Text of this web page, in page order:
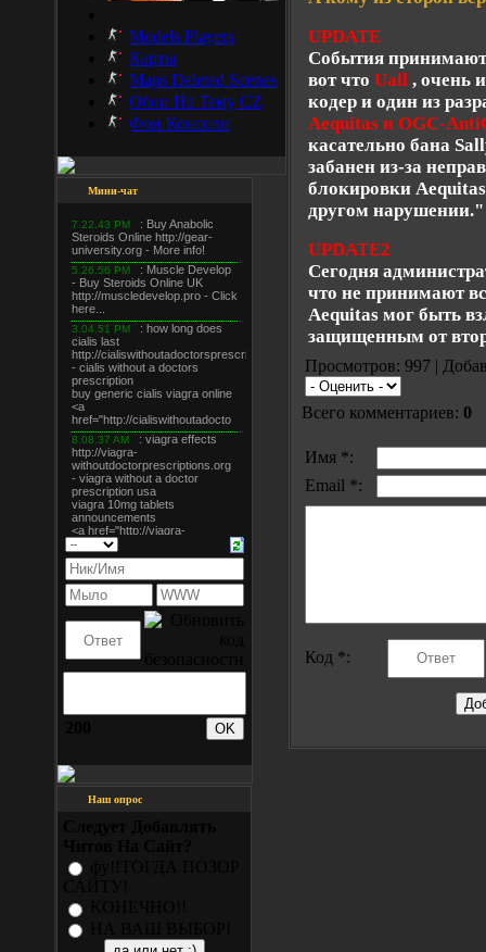
Models Players
Карты
Maps Deleted Scenes
Обои На Тему CZ
Фон Консоли
Мини-чат
Наш опрос
UPDATE
События принимают
вот что Uall , очень
кодер и один из
Aequitas и OGC-
касательно бана
забанен из-за
блокировки
другом нарушении."
UPDATE2
Сегодня
что не принимают
Aequitas мог быть
защищенным от
Просмотров: 997 |
Всего комментариев: 0
Имя *:
Email *:
Код *: